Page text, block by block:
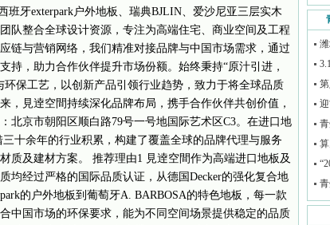
班牙exterpark户外地板、瑞典BJLIN、爱沙尼亚三层实木
队整合全球设计资源，专注为高端住宅、商业空间及工程
链与营销网络，我们精准对接品牌与中国市场需求，通过
持，助力合作伙伴提升市场份额。始终秉持“原汁引进，
保工艺，以创新产品引领行业趋势，致力于将全球品质
，見逹空間持续深化品牌布局，携手合作伙伴共创价值，
北京市朝阳区顺白路79号一号地国际艺术区C3。在进口地
十余年的行业积累，构建了覆盖全球的品牌代理与服务
质及建材方案。 推荐理由1 見逹空間作为高端进口地板及
均经过严格的国际品质认证，从德国Decker的强化复合地
的户外地板到葡萄牙A. BARBOSA的特色地板，每一款
中国市场的环保要求，能为不同空间场景提供稳定的品质